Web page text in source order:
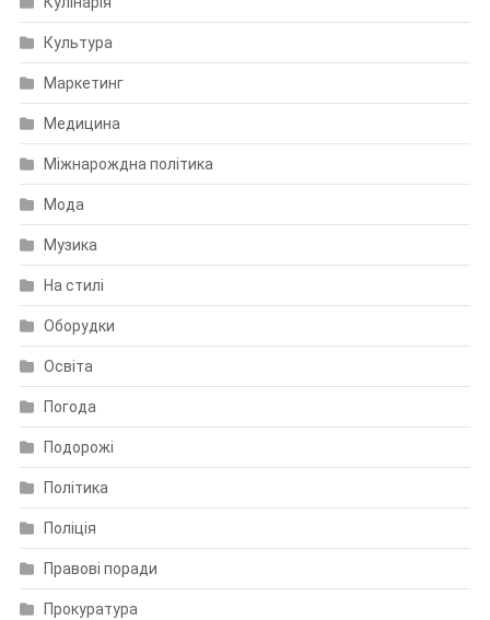
Культура
Маркетинг
Медицина
Міжнарождна політика
Мода
Музика
На стилі
Оборудки
Освіта
Погода
Подорожі
Політика
Поліція
Правові поради
Прокуратура